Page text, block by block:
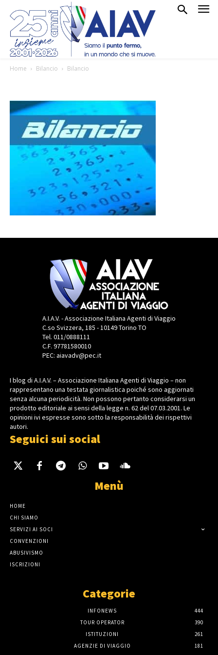
Home Bilancio Bilancio
A.I.A.V. - Associazione Italiana Agenti di Viaggio
C.so Svizzera, 185 - 10149 Torino TO
Tel. 011/0888111
C.F. 97781580010
PEC: aiavadv@pec.it
I blog di A.I.A.V. – Associazione Italiana Agenti di Viaggio – non
rappresentano una testata giornalistica poiché sono aggiornati
senza alcuna periodicità. Non possono pertanto considerarsi un
prodotto editoriale ai sensi della legge n. 62 del 07.03.2001. Le
opinioni ivi espresse sono sotto la responsabilità dei rispettivi
autori.
Seguici sui social
Menù
HOME
CHI SIAMO
SERVIZI AI SOCI
CONVENZIONI
ABUSIVISMO
ISCRIZIONI
Categorie
INFONEWS
444
TOUR OPERATOR
390
ISTITUZIONI
261
AGENZIE DI VIAGGIO
181